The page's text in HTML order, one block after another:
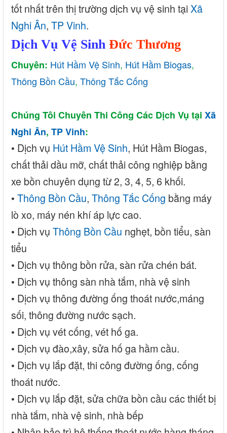
tốt nhất trên thị trường dịch vụ vệ sinh tại Xã
Nghi Ân, TP Vinh.
Dịch Vụ Vệ Sinh Đức Thương
Chuyên: Hút Hầm Vệ Sinh, Hút Hầm Biogas,
Thông Bồn Cầu, Thông Tắc Cống
Chúng Tôi Chuyên Thi Công Các Dịch Vụ tại Xã
Nghi Ân, TP Vinh:
• Dịch vụ Hút Hầm Vệ Sinh, Hút Hầm Biogas,
chất thải dầu mỡ, chất thải công nghiệp bằng
xe bồn chuyên dụng từ 2, 3, 4, 5, 6 khối.
• Thông Bồn Cầu, Thông Tắc Cống bằng máy
lò xo, máy nén khí áp lực cao.
• Dịch vụ Thông Bồn Cầu nghẹt, bồn tiểu, sàn
tiểu
• Dịch vụ thông bồn rửa, sàn rửa chén bát.
• Dịch vụ thông sàn nhà tắm, nhà vệ sinh
• Dịch vụ thông đường ống thoát nước,máng
sối, thông đường nước sạch.
• Dịch vụ vét cống, vét hố ga.
• Dịch vụ đào,xây, sửa hố ga hầm cầu.
• Dịch vụ lắp đặt, thi công đường ống, cống
thoát nước.
• Dịch vụ lắp đặt, sửa chữa bồn cầu các thiết bị
nhà tắm, nhà vệ sinh, nhà bếp